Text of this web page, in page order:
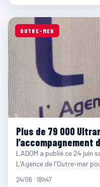
OUTRE-MER
Plus de 79 000
l’accompagnement
LADOM a publié ce 24
L'Agence de l'Outre-mer
24/06 · 18h47